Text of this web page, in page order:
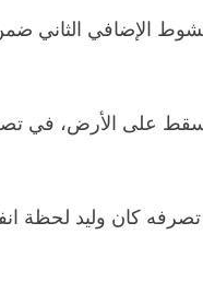
الدرامي على الكونغو الديمقراطية أمس الثلاثاء بهدف نظيف سجله عادل بولبينة في
أن يسقط على الأرض،
تصرفه كان وليد لحظة